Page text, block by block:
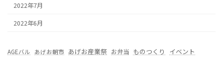
2022年7月
2022年6月
AGEバル あげお朝市 あげお産業祭 お弁当 ものつくり イベント